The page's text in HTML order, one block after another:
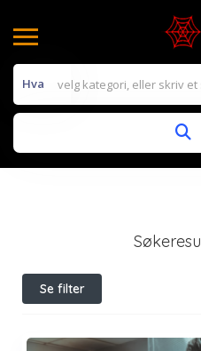
Hva
Se filter